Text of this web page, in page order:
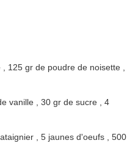
125 gr de poudre de noisette ,
vanille , 30 gr de sucre , 4
, 5 jaunes d'oeufs , 500